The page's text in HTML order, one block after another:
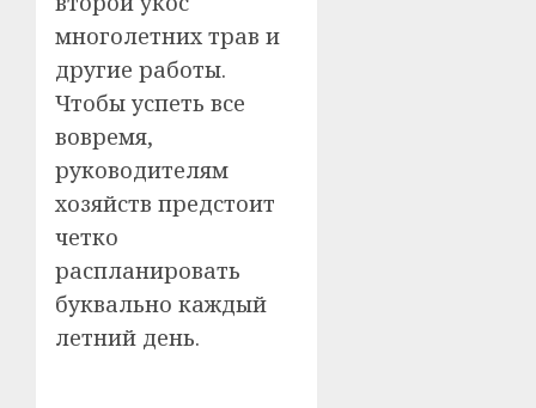
многолетних трав и
другие работы.
Чтобы успеть все
вовремя,
руководителям
хозяйств предстоит
четко
распланировать
буквально каждый
летний день.